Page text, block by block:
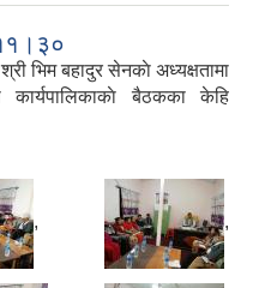
भिम बहादुर सेनकाे अध्यक्षतामा
बैठकका केहि
, ,